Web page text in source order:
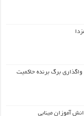
برگ برنده حاکمیت
آموزان مینابی